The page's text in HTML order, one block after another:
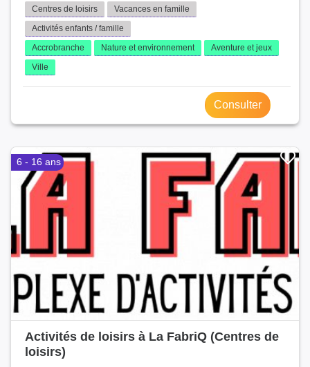
Centres de loisirs
Vacances en famille
Activités enfants / famille
Accrobranche
Nature et environnement
Aventure et jeux
Ville
Consulter
6 - 16 ans
Activités de loisirs à La FabriQ (Centres de
loisirs)